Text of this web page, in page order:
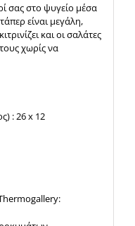
σας στο ψυγείο μέσα
είναι μεγάλη,
και οι σαλάτες
χωρίς να
: 26 x 12